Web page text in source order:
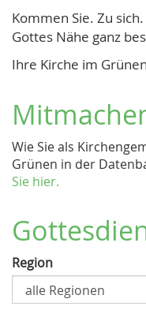
Kommen Sie. Zu
Gottes Nähe ganz
Ihre Kirche im Grünen
Wie Sie als
Grünen in der
Sie hier.
Region